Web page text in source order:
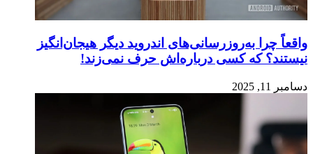
واقعاً چرا به‌روزرسانی‌های اندروید دیگر هیجان‌انگیز
نیستند؟ که کسی درباره‌اش حرف نمی‌زند!
دسامبر 11, 2025